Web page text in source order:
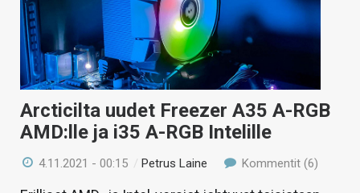
Arcticilta uudet Freezer A35 A-RGB
AMD:lle ja i35 A-RGB Intelille
4.11.2021 - 00:15 /Petrus Laine Kommentit (6)